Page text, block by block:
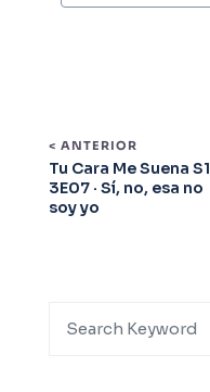
< ANTERIOR
Tu Cara Me Suena S1
3E07 · Sí, no, esa no
soy yo